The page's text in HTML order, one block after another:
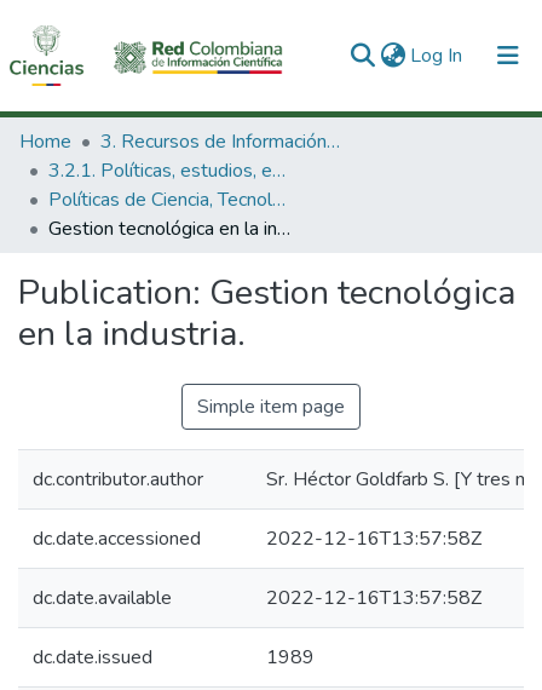
Log In (current)
Communities & Collections
All of DSpace
Statistics
Home
3. Recursos de Información Científica y Tecnológica
3.2.1. Políticas, estudios, evaluaciones e indicadores de CTeI
Políticas de Ciencia, Tecnología e Innovación
Gestion tecnológica en la industria.
Publication: Gestion tecnológica
en la industria.
Simple item page
dc.contributor.author Sr. Héctor Goldfarb S. [Y tres
dc.date.accessioned 2022-12-16T13:57:58Z
dc.date.available 2022-12-16T13:57:58Z
dc.date.issued 1989